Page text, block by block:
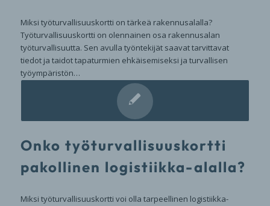
Miksi työturvallisuuskortti on tärkeä rakennusalalla?
Työturvallisuuskortti on olennainen osa rakennusalan
työturvallisuutta. Sen avulla työntekijät saavat tarvittavat
tiedot ja taidot tapaturmien ehkäisemiseksi ja turvallisen
työympäristön…
Onko työturvallisuuskortti
pakollinen logistiikka-alalla?
Miksi työturvallisuuskortti voi olla tarpeellinen logistiikka-